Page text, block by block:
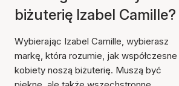
biżuterię Izabel Camille?
Wybierając Izabel Camille, wybierasz
markę, która rozumie, jak współczesne
kobiety noszą biżuterię. Muszą być